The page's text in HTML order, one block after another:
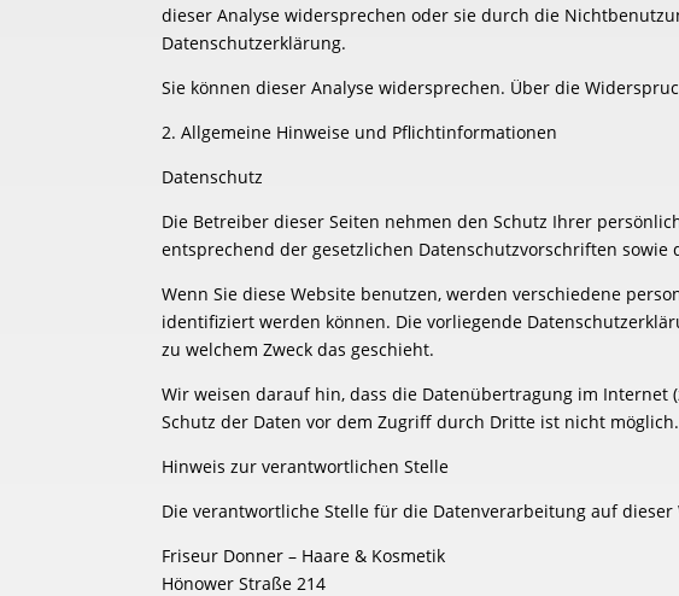
dieser Analyse widersprechen oder sie durch die
Datenschutzerklärung.
Sie können dieser Analyse widersprechen. Über die
2. Allgemeine Hinweise und Pflichtinformationen
Datenschutz
Die Betreiber dieser Seiten nehmen den Schutz Ihrer
entsprechend der gesetzlichen Datenschutzvorschriften sowie
Wenn Sie diese Website benutzen, werden verschiedene
identifiziert werden können. Die vorliegende
zu welchem Zweck das geschieht.
Wir weisen darauf hin, dass die Datenübertragung im Internet
Schutz der Daten vor dem Zugriff durch Dritte ist nicht möglich.
Hinweis zur verantwortlichen Stelle
Die verantwortliche Stelle für die Datenverarbeitung auf dieser
Friseur Donner – Haare & Kosmetik
Hönower Straße 214